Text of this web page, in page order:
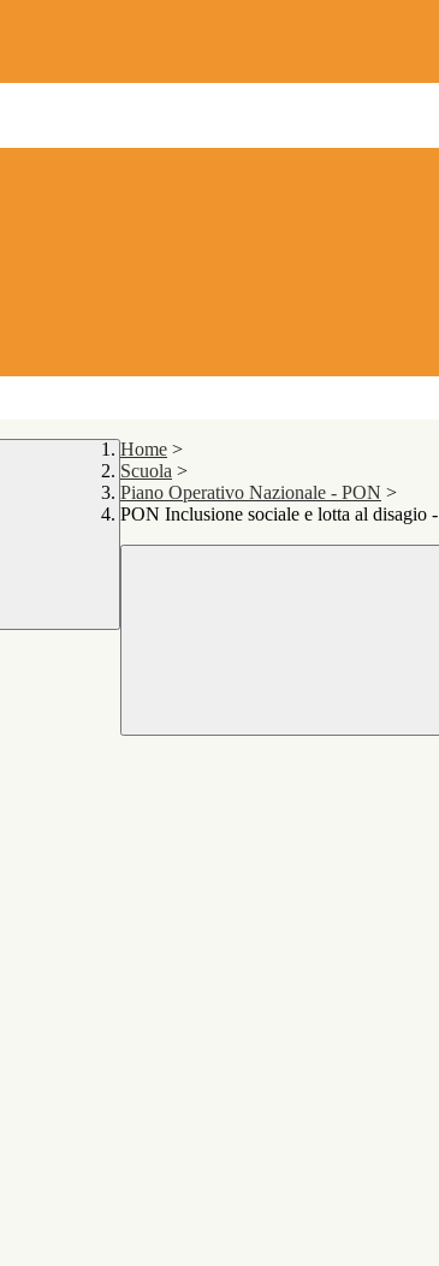
Home >
Scuola >
Piano Operativo Nazionale - PON >
PON Inclusione sociale e lotta al disagio